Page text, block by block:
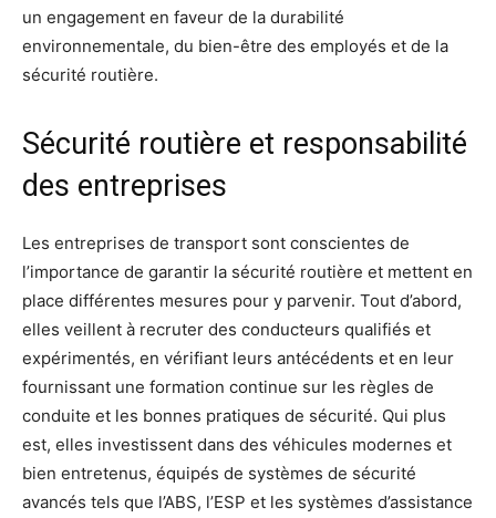
un engagement en faveur de la durabilité
environnementale, du bien-être des employés et de la
sécurité routière.
Sécurité routière et responsabilité
des entreprises
Les entreprises de transport sont conscientes de
l’importance de garantir la sécurité routière et mettent en
place différentes mesures pour y parvenir. Tout d’abord,
elles veillent à recruter des conducteurs qualifiés et
expérimentés, en vérifiant leurs antécédents et en leur
fournissant une formation continue sur les règles de
conduite et les bonnes pratiques de sécurité. Qui plus
est, elles investissent dans des véhicules modernes et
bien entretenus, équipés de systèmes de sécurité
avancés tels que l’ABS, l’ESP et les systèmes d’assistance